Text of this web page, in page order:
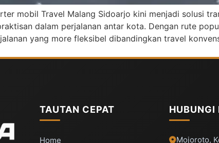
mobil Travel Malang Sidoarjo kini menjadi solusi
dalam perjalanan antar kota. Dengan rute
yang more fleksibel dibandingkan travel
TAUTAN CEPAT
Home
HUBUNGI
Mojoroto,